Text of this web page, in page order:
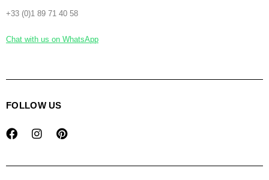
+33 (0)1 89 71 40 58
Chat with us on WhatsApp
FOLLOW US